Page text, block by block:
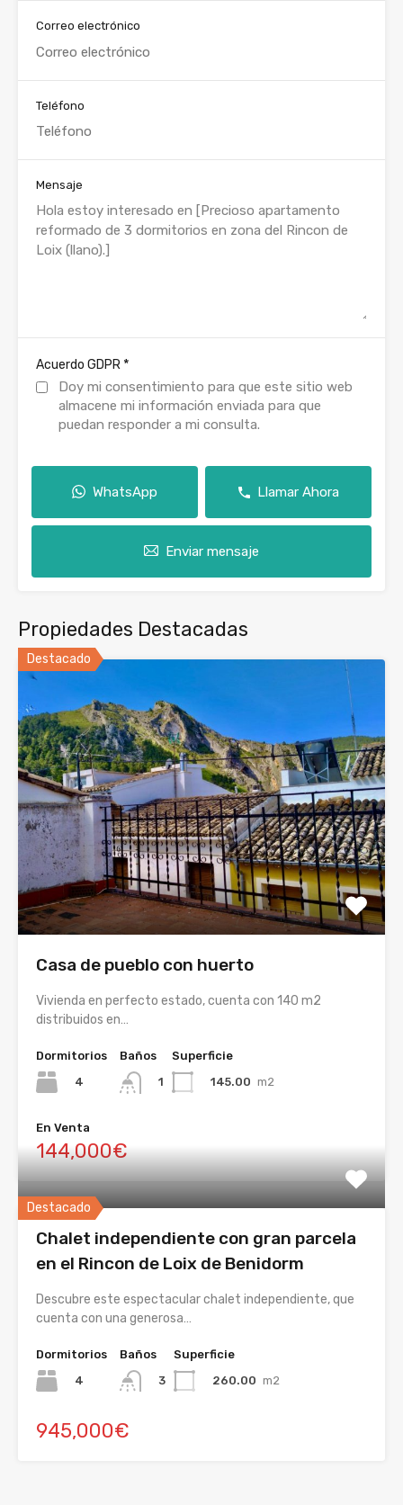
Correo electrónico
Teléfono
Mensaje
Acuerdo GDPR *
Doy mi consentimiento para que este sitio web
almacene mi información enviada para que
puedan responder a mi consulta.
WhatsApp Llamar Ahora
Enviar mensaje
Propiedades Destacadas
Destacado
Casa de pueblo con huerto
Vivienda en perfecto estado, cuenta con 140 m2
distribuidos en…
Dormitorios
4
Baños
1
Superficie
145.00 m2
En Venta
144,000€
Destacado
Chalet independiente con gran parcela
en el Rincon de Loix de Benidorm
Descubre este espectacular chalet independiente, que
cuenta con una generosa…
Dormitorios
4
Baños
3
Superficie
260.00 m2
945,000€